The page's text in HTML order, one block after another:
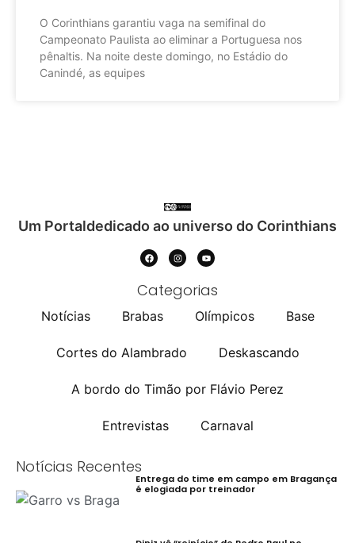
O Corinthians garantiu vaga na semifinal do
Campeonato Paulista ao eliminar a Portuguesa nos
pênaltis. Na noite deste domingo, no Estádio do
Canindé, as equipes
Um Portaldedicado ao universo do Corinthians
Categorias
Notícias Brabas Olímpicos Base
Cortes do Alambrado Deskascando
A bordo do Timão por Flávio Perez
Entrevistas Carnaval
Notícias Recentes
Entrega do time em campo em Bragança
é elogiada por treinador